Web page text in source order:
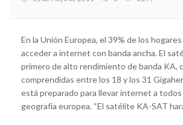
En la Unión Europea, el 39% de los
acceder a internet con banda ancha. El
primero de alto rendimiento de banda KA,
comprendidas entre los 18 y los 31
está preparado para llevar internet a
geografía europea. “El satélite KA-SAT